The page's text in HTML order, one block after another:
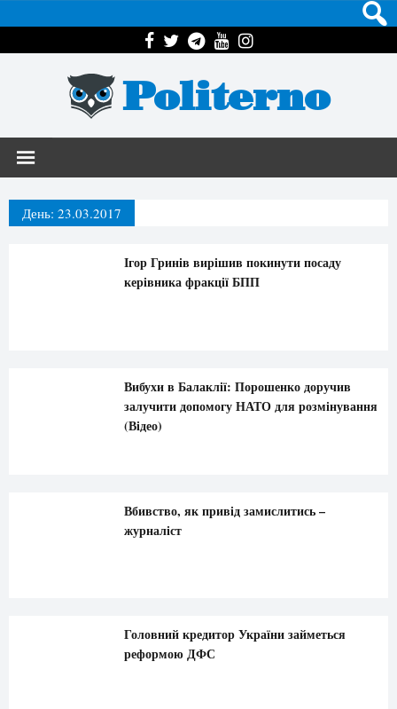
Politerno
День: 23.03.2017
Ігор Гринів вирішив покинути посаду
керівника фракції БПП
Вибухи в Балаклії: Порошенко доручив
залучити допомогу НАТО для розмінування
(Відео)
Вбивство, як привід замислитись –
журналіст
Головний кредитор України займеться
реформою ДФС